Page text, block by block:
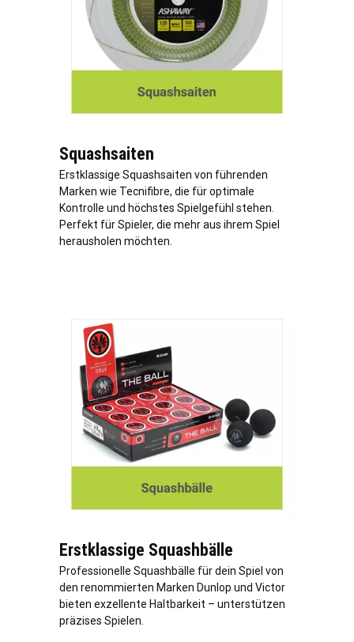
Squashsaiten
Erstklassige Squashsaiten von führenden
Marken wie Tecnifibre, die für optimale
Kontrolle und höchstes Spielgefühl stehen.
Perfekt für Spieler, die mehr aus ihrem Spiel
herausholen möchten.
Erstklassige Squashbälle
Professionelle Squashbälle für dein Spiel von
den renommierten Marken Dunlop und Victor
bieten exzellente Haltbarkeit – unterstützen
präzises Spielen.